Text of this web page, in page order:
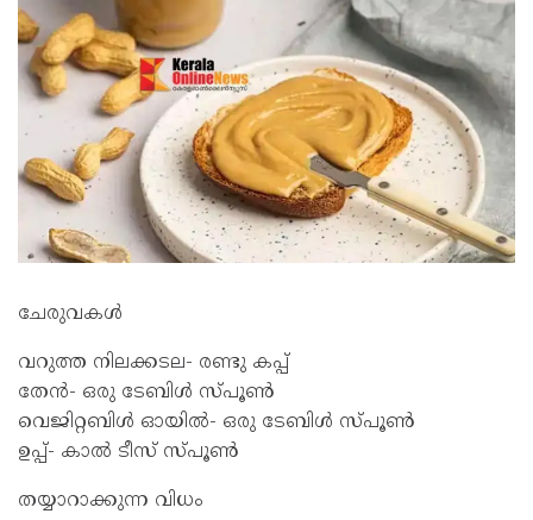
ചേരുവകൾ
വറുത്ത നിലക്കടല- രണ്ടു കപ്പ്
തേൻ- ഒരു ടേബിൾ സ്പൂൺ
വെജിറ്റബിൾ ഓയിൽ- ഒരു ടേബിൾ സ്പൂൺ
ഉപ്പ്- കാൽ ടീസ് സ്പൂൺ
തയ്യാറാക്കുന്ന വിധം